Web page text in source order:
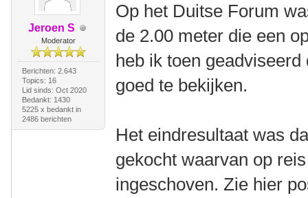
Jeroen S
Moderator
Berichten: 2.643
Topics: 16
Lid sinds: Oct 2020
Bedankt: 1430
5225 x bedankt in
2486 berichten
Op het Duitse Forum
de 2.00 meter die een
heb ik toen
goed te bekijken.
Het eindresultaat was
gekocht waarvan op
ingeschoven. Zie hier